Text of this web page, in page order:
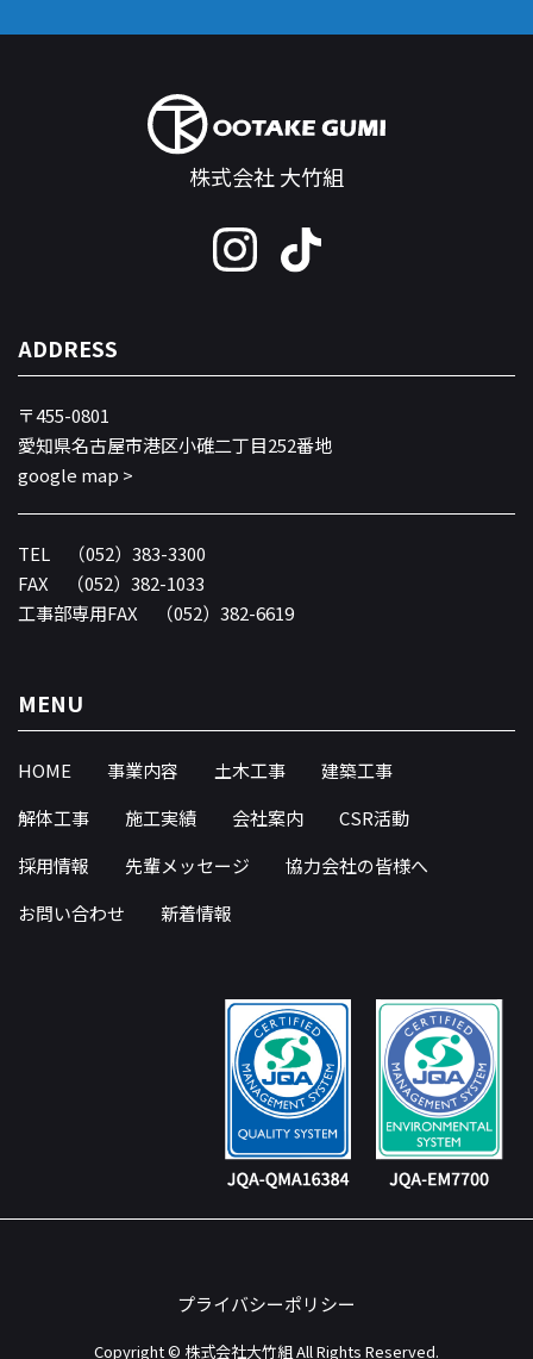
株式会社 大竹組
ADDRESS
〒455-0801
愛知県名古屋市港区小碓二丁目252番地
google map >
TEL
（052）383-3300
FAX （052）382-1033
工事部専用FAX （052）382-6619
MENU
HOME 事業内容 土木工事
建築工事
解体工事
施工実績 会社案内
CSR活動
採用情報
先輩メッセージ
協力会社の皆様へ
お問い合わせ
新着情報
プライバシーポリシー
Copyright © 株式会社大竹組 All Rights Reserved.